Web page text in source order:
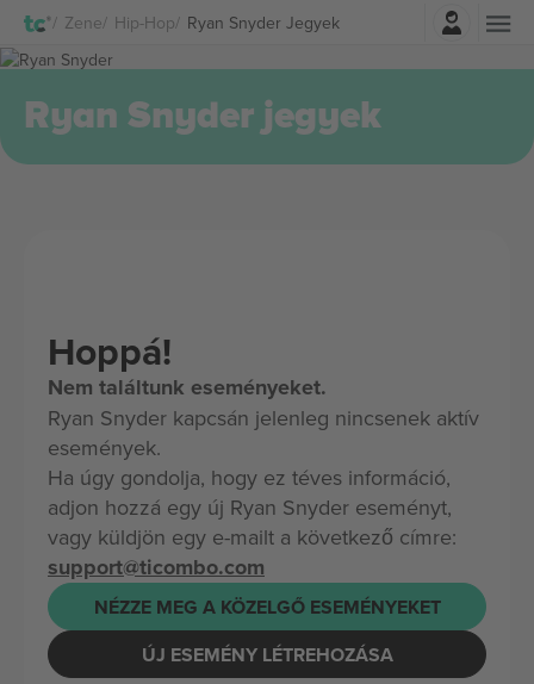
Zene Hip-Hop Ryan Snyder Jegyek
Belépés
Ryan Snyder jegyek
Hoppá!
Nem találtunk eseményeket.
Ryan Snyder kapcsán jelenleg nincsenek aktív
események.
Ha úgy gondolja, hogy ez téves információ,
adjon hozzá egy új Ryan Snyder eseményt,
vagy küldjön egy e-mailt a következő címre:
support@ticombo.com
NÉZZE MEG A KÖZELGŐ ESEMÉNYEKET
ÚJ ESEMÉNY LÉTREHOZÁSA